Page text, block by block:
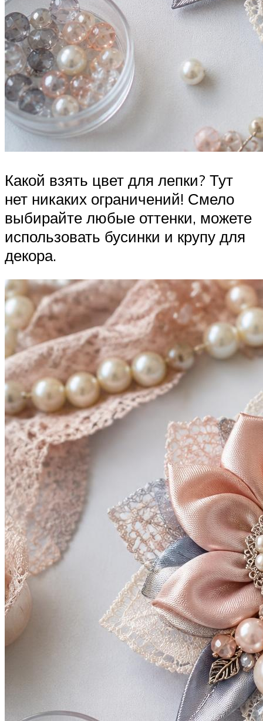
Какой взять цвет для лепки? Тут
нет никаких ограничений! Смело
выбирайте любые оттенки, можете
использовать бусинки и крупу для
декора.